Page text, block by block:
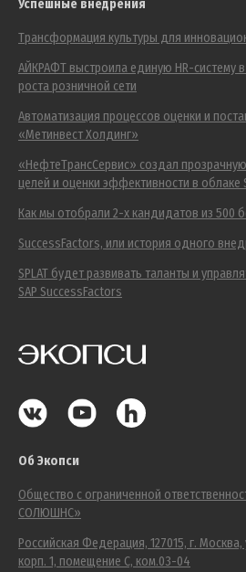
Успешные внедрения
Трансформация культуры для
АЙКРАФТ выстроила единую HR-систему
роста розничной сети
Автоматизация процессов оценки и
«Метинвест Холдинг»
«НефтеТрансСервис» создал
целей и оценки эффективности в облаке
Как мы отобрали 2-х кандидатов из 500
SuccessFactors, или история одного
SPLAT будет развивать таланты и
SAP SuccessFactors
Об Экопси
Общество с ограниченной
СОЛЮШНС»
Российская Федерация, 127015, г.
корп. 1, помещение С, ком.03-04